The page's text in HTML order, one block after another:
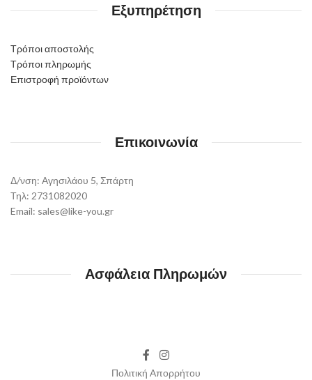
Εξυπηρέτηση
Τρόποι αποστολής
Τρόποι πληρωμής
Επιστροφή προϊόντων
Επικοινωνία
Δ/νση: Αγησιλάου 5, Σπάρτη
Τηλ: 2731082020
Email: sales@like-you.gr
Ασφάλεια Πληρωμών
Πολιτική Απορρήτου